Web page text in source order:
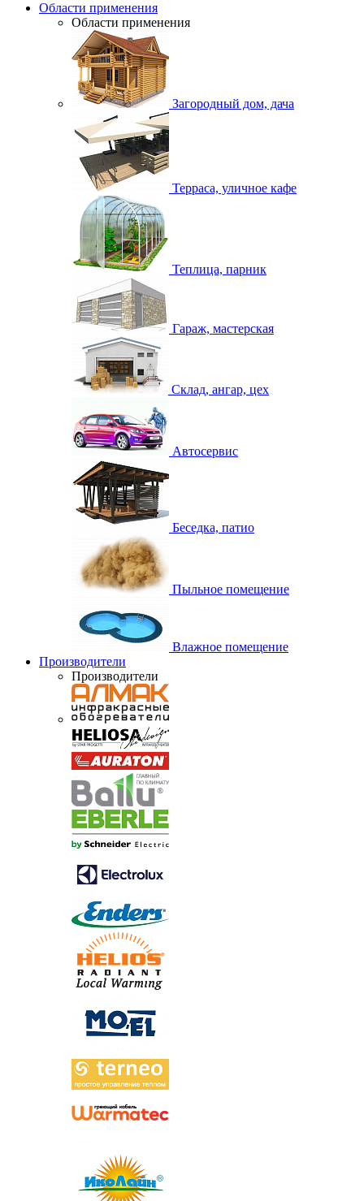
Области применения
Области применения
Загородный дом, дача
Терраса, уличное кафе
Теплица, парник
Гараж, мастерская
Склад, ангар, цех
Автосервис
Беседка, патио
Пыльное помещение
Влажное помещение
Производители
Производители